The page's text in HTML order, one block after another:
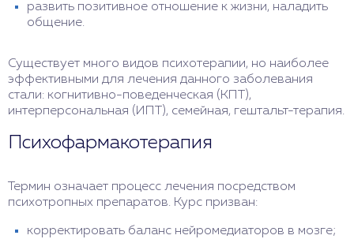
развить позитивное отношение к жизни, наладить
общение.
Существует много видов психотерапии, но наиболее
эффективными для лечения данного заболевания
стали: когнитивно-поведенческая (КПТ),
интерперсональная (ИПТ), семейная, гештальт-терапия.
Психофармакотерапия
Термин означает процесс лечения посредством
психотропных препаратов. Курс призван:
корректировать баланс нейромедиаторов в мозге;